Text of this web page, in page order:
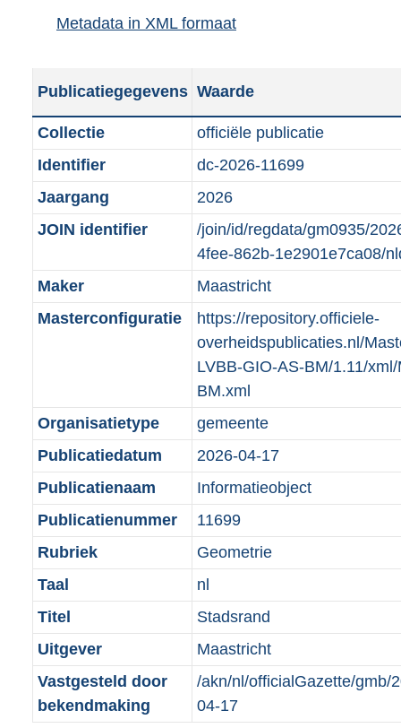
b
i
a
i
e
i
o
r
t
o
t
e
3
4
K
u
l
c
t
i
e
n
f
o
a
t
r
o
t
:
o
n
k
e
Metadata in XML formaat
t
a
n
d
g
o
o
t
t
e
:
1
K
b
Publicatiegegevens Waarde
Collectie
officiële publicatie
Identifier
dc-2026-11699
Jaargang
2026
JOIN identifier
/join/id/regdata/gm0935/
4fee-862b-1e2901e7ca08/
Maker
Maastricht
Masterconfiguratie
https://repository.officiele-
overheidspublicaties.nl/
LVBB-GIO-AS-BM/1.11/
BM.xml
Organisatietype
gemeente
Publicatiedatum
2026-04-17
Publicatienaam
Informatieobject
Publicatienummer
11699
Rubriek
Geometrie
Taal
nl
Titel
Stadsrand
Uitgever
Maastricht
Vastgesteld door
bekendmaking
/akn/nl/officialGazette/gmb/
04-17